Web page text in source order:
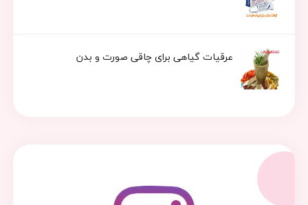
عرقیات گیاهی برای چاقی صورت و بدن